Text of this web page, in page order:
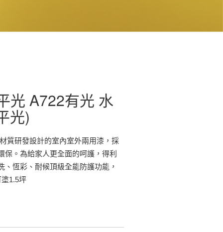
光 A722有光 水
光)
質研發設計的室內室外兩用漆，採
。為給家人更全面的呵護，得利
恆彩、耐候頂級全能防護功能，
1.5坪